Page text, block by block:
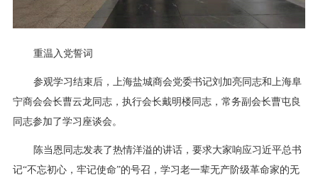
重温入党誓词
参观学习结束后，上海盐城商会党委书记刘加亮同志和上海阜
宁商会会长曹云龙同志，执行会长戴明楼同志，常务副会长曹屯良
同志参加了学习座谈会。
陈当恩同志发表了热情洋溢的讲话，要求大家响应习近平总书
记“不忘初心，牢记使命”的号召，学习老一辈无产阶级革命家的无